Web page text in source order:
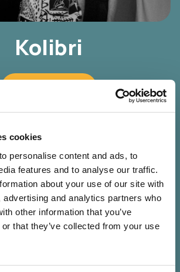
cookies
personalise content and ads, to
features and to analyse our traffic.
about your use of our site with
advertising and analytics partners who
other information that you’ve
that they’ve collected from your use
Kolibri
mögött Bognár András rejtőzik, aki az
szcénában. Magyar nyelvű,
Célja, hogy egy intim - melankolikus
létre, ahol a hallgatónak lehetősége nyílik
koncentrálni - és a külvilágot hátrahagyva
világában.
Nagyon Jó, Nagyon Rossz, Nagyon jó c.
és közönségsikert aratott és teltházas
valamint fesztivál-színpadokhoz vezetett.
Jövő Hajógyár Himnuszt, Hundred
kollektívának is. A nagylemezt 2023